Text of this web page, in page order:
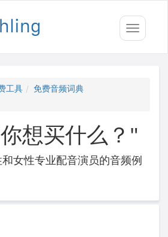
Toggle
工具
免费音频词典
想买什么？"
女性专业配音演员的音频例